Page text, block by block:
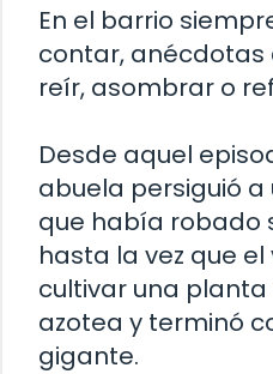
En el barrio
contar, anécdotas
reír, asombrar o
Desde aquel
abuela persiguió
que había robado
hasta la vez que
cultivar una
azotea y terminó
gigante.